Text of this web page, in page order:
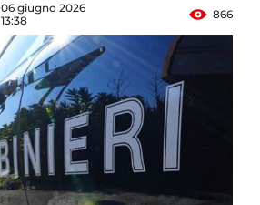
06 giugno 2026
13:38
866